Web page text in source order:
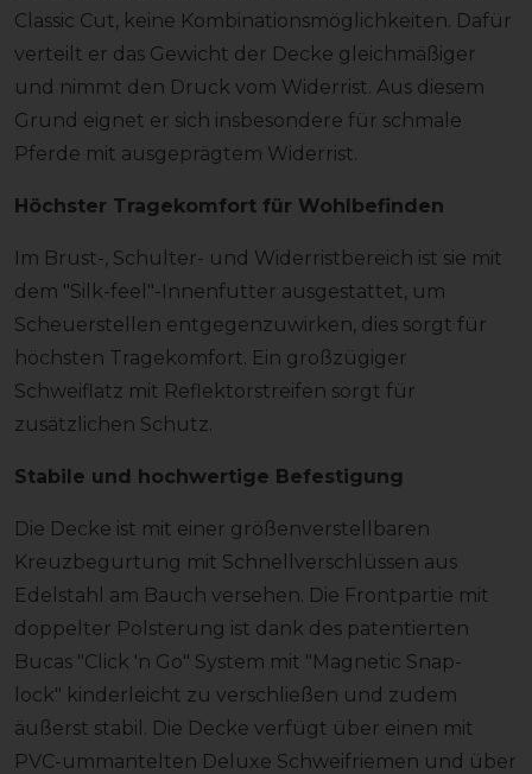
Classic Cut, keine Kombinationsmöglichkeiten. Dafür
verteilt er das Gewicht der Decke gleichmäßiger
und nimmt den Druck vom Widerrist. Aus diesem
Grund eignet er sich insbesondere für schmale
Pferde mit ausgeprägtem Widerrist.
Höchster Tragekomfort für Wohlbefinden
Im Brust-, Schulter- und Widerristbereich ist sie mit
dem "Silk-feel"-Innenfutter ausgestattet, um
Scheuerstellen entgegenzuwirken, dies sorgt für
höchsten Tragekomfort. Ein großzügiger
Schweiflatz mit Reflektorstreifen sorgt für
zusätzlichen Schutz.
Stabile und hochwertige Befestigung
Die Decke ist mit einer größenverstellbaren
Kreuzbegurtung mit Schnellverschlüssen aus
Edelstahl am Bauch versehen. Die Frontpartie mit
doppelter Polsterung ist dank des patentierten
Bucas "Click 'n Go" System mit "Magnetic Snap-
lock" kinderleicht zu verschließen und zudem
äußerst stabil. Die Decke verfügt über einen mit
PVC-ummantelten Deluxe Schweifriemen und über